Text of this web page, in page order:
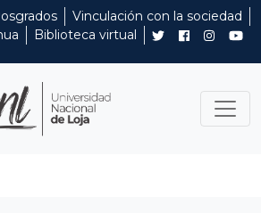
Vinculación con la sociedad
Biblioteca virtual